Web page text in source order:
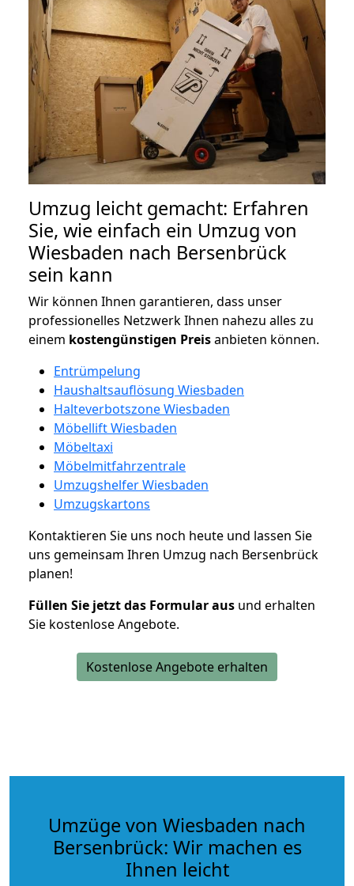
Umzug leicht gemacht: Erfahren
Sie, wie einfach ein Umzug von
Wiesbaden nach Bersenbrück
sein kann
Wir können Ihnen garantieren, dass unser
professionelles Netzwerk Ihnen nahezu alles zu
einem kostengünstigen Preisanbieten können.
Entrümpelung
Haushaltsauflösung Wiesbaden
Halteverbotszone Wiesbaden
Möbellift Wiesbaden
Möbeltaxi
Möbelmitfahrzentrale
Umzugshelfer Wiesbaden
Umzugskartons
Kontaktieren Sie uns noch heute und lassen Sie
uns gemeinsam Ihren Umzug nach Bersenbrück
planen!
Füllen Sie jetzt das Formular aus und erhalten
Sie kostenlose Angebote.
Kostenlose Angebote erhalten
Umzüge von Wiesbaden nach
Bersenbrück: Wir machen es
Ihnen leicht